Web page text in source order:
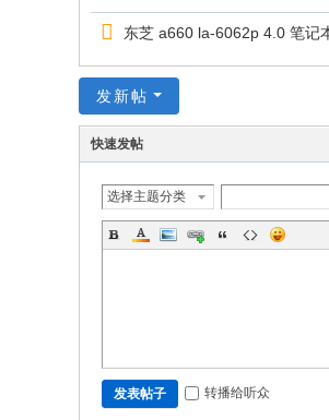
东芝 a660 la-6062p 4.0 笔记
发新帖
快速发帖
选择主题分类
发表帖子 转播给听众